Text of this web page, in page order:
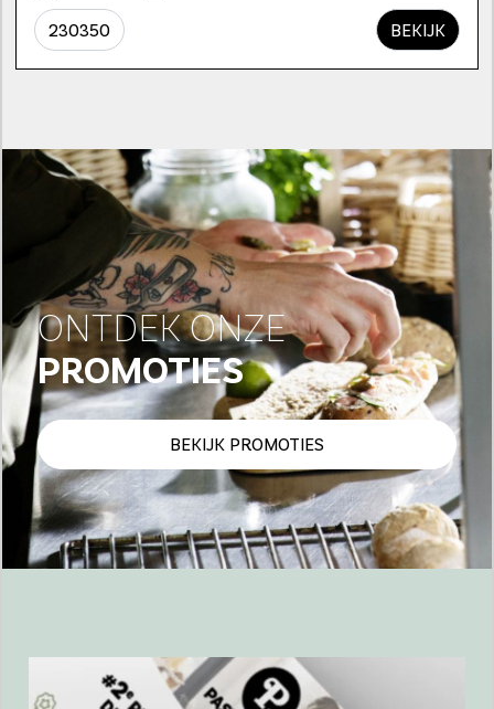
230350 BEKIJK
ONTDEK ONZE
PROMOTIES
BEKIJK PROMOTIES